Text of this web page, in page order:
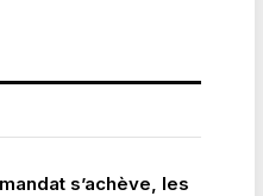
s’achève, les